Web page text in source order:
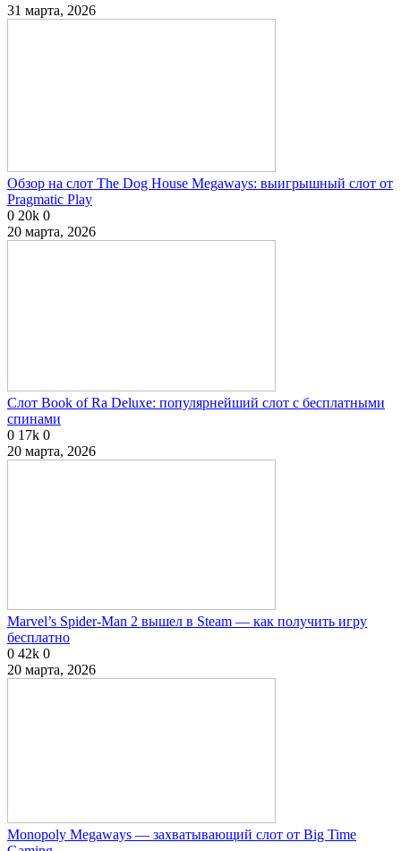
31 марта, 2026
Обзор на слот The Dog House Megaways: выигрышный слот от
Pragmatic Play
0 20k 0
20 марта, 2026
Слот Book of Ra Deluxe: популярнейший слот с бесплатными
спинами
0 17k 0
20 марта, 2026
Marvel’s Spider-Man 2 вышел в Steam — как получить игру
бесплатно
0 42k 0
20 марта, 2026
Monopoly Megaways — захватывающий слот от Big Time